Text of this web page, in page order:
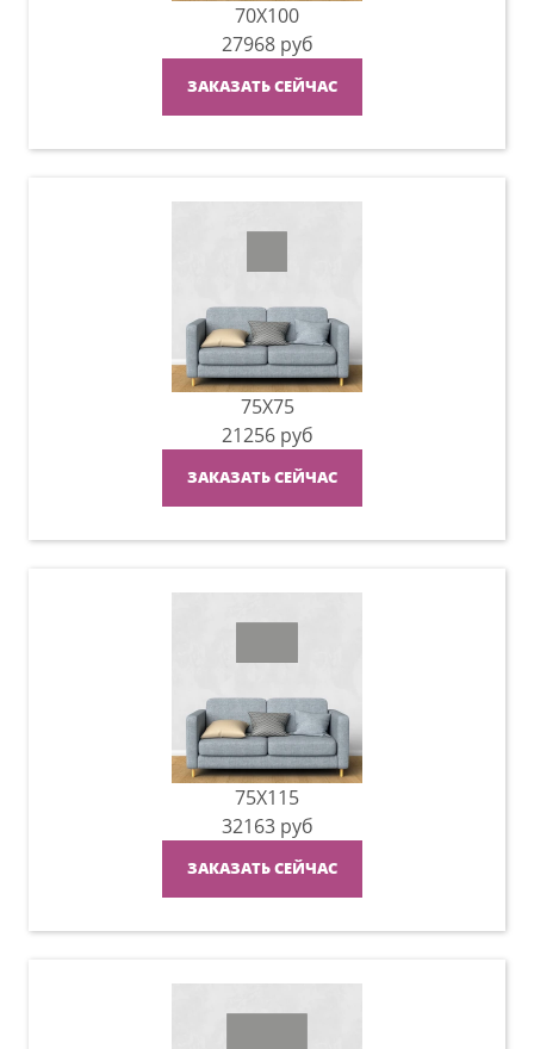
70X100
27968 руб
ЗАКАЗАТЬ СЕЙЧАС
75X75
21256 руб
ЗАКАЗАТЬ СЕЙЧАС
75X115
32163 руб
ЗАКАЗАТЬ СЕЙЧАС